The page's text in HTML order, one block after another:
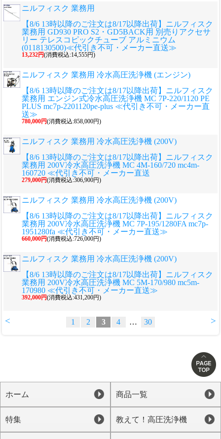
ニルフィスク 業務用
【8/6 13時以降のご注文は8/17以降出荷】ニルフィスク
業務用 GD930 PRO S2・GD5BACK用 別売りアクセサ
リー テレスコピックチューブ アルミニウム
(0118130500)≪代引き不可・メーカー直送≫
13,232円(消費税込:14,555円)
ニルフィスク 業務用 冷水高圧洗浄機 (エンジン)
【8/6 13時以降のご注文は8/17以降出荷】ニルフィスク
業務用 エンジン式冷水高圧洗浄機 MC 7P-220/1120 PE
PLUS mc7p-2201120pe-plus ≪代引き不可・メーカー直
送≫
780,000円(消費税込:858,000円)
ニルフィスク 業務用 冷水高圧洗浄機 (200V)
【8/6 13時以降のご注文は8/17以降出荷】ニルフィスク
業務用 200V冷水高圧洗浄機 MC 4M-160/720 mc4m-
160720 ≪代引き不可・メーカー直送
279,000円(消費税込:306,900円)
ニルフィスク 業務用 冷水高圧洗浄機 (200V)
【8/6 13時以降のご注文は8/17以降出荷】ニルフィスク
業務用 200V冷水高圧洗浄機 MC 7P-195/1280FA mc7p-
1951280fa ≪代引き不可・メーカー直送≫
660,000円(消費税込:726,000円)
ニルフィスク 業務用 冷水高圧洗浄機 (200V)
【8/6 13時以降のご注文は8/17以降出荷】ニルフィスク
業務用 200V冷水高圧洗浄機 MC 5M-170/980 mc5m-
170980 ≪代引き不可・メーカー直送≫
392,000円(消費税込:431,200円)
< >
1 2 3 4 … 30
ホーム 商品一覧
特集 教えて！高圧洗浄機